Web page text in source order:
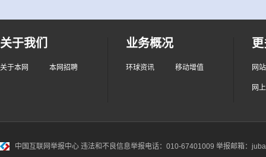
关于我们
关于本网 本网招聘
业务概况
环球资讯 移动增值 网
网
中国互联网举报中心 违法和不良信息举报电话：010-67401009 举报邮箱：